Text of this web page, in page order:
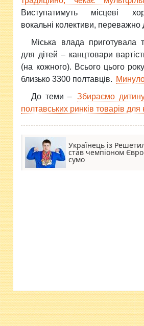
Виступатимуть місцеві
вокальні колективи, переважно
Міська влада приготувала
для дітей – канцтовари
(на кожного). Всього цього
близько 3300 полтавців.
До теми –
Збираємо
полтавських ринків товарів для
Українець із
став чемпіоном
сумо